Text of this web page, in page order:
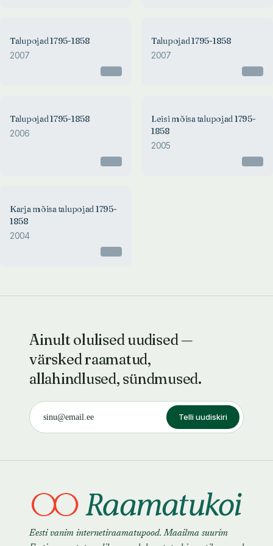
Talupojad 1795-1858
2007
Talupojad 1795-1858
2007
Talupojad 1795-1858
2006
Leisi mõisa talupojad 1795-
1858
2005
Karja mõisa talupojad 1795-
1858
2004
Ainult olulised uudised —
värsked raamatud,
allahindlused, sündmused.
Telli uudiskiri
Eesti vanim internetiraamatupood. Maailma suurim